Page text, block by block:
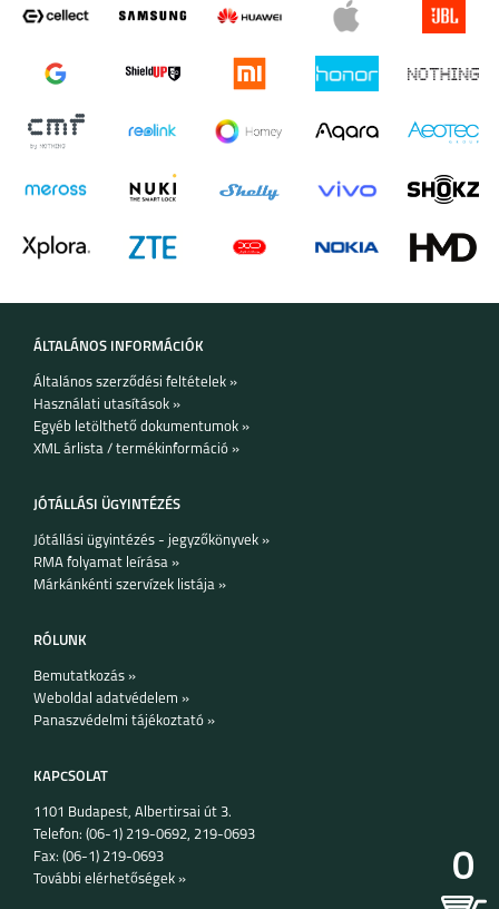
ÁLTALÁNOS INFORMÁCIÓK
Általános szerződési feltételek »
Használati utasítások »
Egyéb letölthető dokumentumok »
XML árlista / termékinformáció »
JÓTÁLLÁSI ÜGYINTÉZÉS
Jótállási ügyintézés - jegyzőkönyvek »
RMA folyamat leírása »
Márkánkénti szervízek listája »
RÓLUNK
Bemutatkozás »
Weboldal adatvédelem »
Panaszvédelmi tájékoztató »
KAPCSOLAT
1101 Budapest, Albertirsai út 3.
Telefon: (06-1) 219-0692, 219-0693
Fax: (06-1) 219-0693
További elérhetőségek »
0